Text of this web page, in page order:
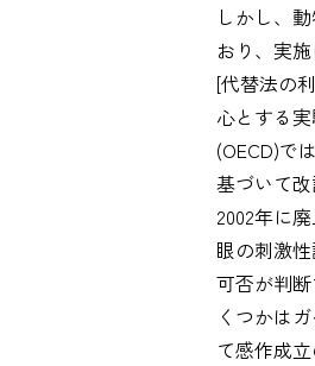
しかし、
おり、実
[代替法の
心とする
(OECD)で
基づいて
2002年に
眼の刺激
可否が判
くつかは
て感作成